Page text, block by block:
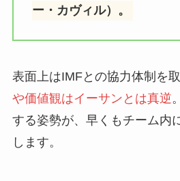
ー・カヴィル）。
表面上はIMFとの協力体制を
や価値観はイーサンとは真逆
する姿勢が、早くもチーム内
します。